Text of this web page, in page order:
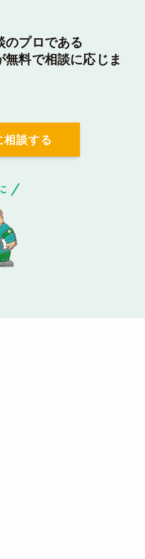
のプロである
料で相談に応じま
相談する